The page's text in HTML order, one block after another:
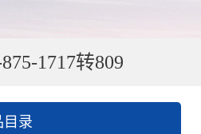
1717转809
目录